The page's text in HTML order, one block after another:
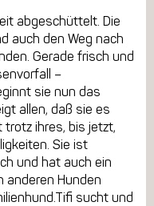
abgeschüttelt. Die
auch den Weg nach
Gerade frisch und
–
sie nun das
allen, daß sie es
trotz ihres, bis jetzt,
Sie ist
und hat auch ein
anderen Hunden
sucht und